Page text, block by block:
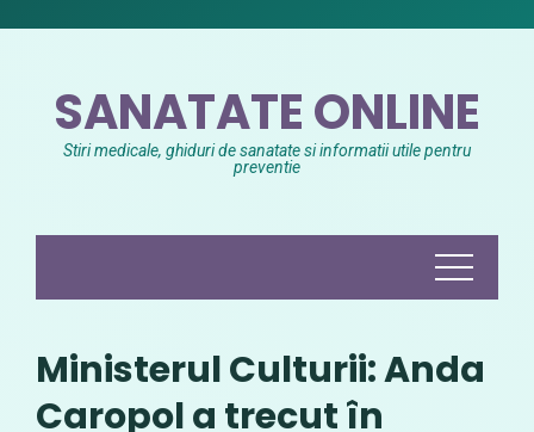
SANATATE ONLINE
Stiri medicale, ghiduri de sanatate si informatii utile pentru
preventie
Ministerul Culturii: Anda
Caropol a trecut în